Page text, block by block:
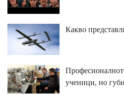
Какво
ученици, но